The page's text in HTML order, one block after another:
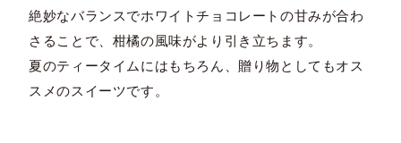
絶妙なバランスでホワイトチョコレートの甘みが合わ
さることで、柑橘の風味がより引き立ちます。
夏のティータイムにはもちろん、贈り物としてもオス
スメのスイーツです。